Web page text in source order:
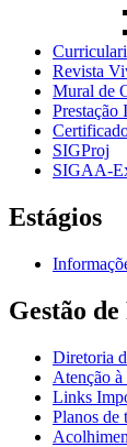
Revista
Mural de
Prestação
SIGProj
SIGAA-
Estágios
Gestão de
Diretoria
Atenção à
Links
Planos de